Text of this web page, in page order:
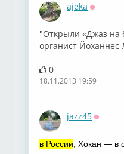
ajeka
"Открыли «Джаз на
органист
0
18.11.2013 19:59
jazz45
в России , Хокан — в